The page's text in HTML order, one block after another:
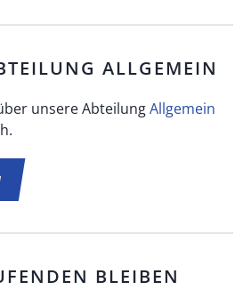
ALLGEMEIN
unsere AbteilungAllgemein
BLEIBEN